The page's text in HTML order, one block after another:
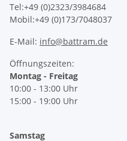
Tel:+49 (0)2323/3984684
Mobil:+49 (0)173/7048037
E-Mail: info@battram.de
Öffnungszeiten:
Montag - Freitag
10:00 - 13:00 Uhr
15:00 - 19:00 Uhr
Samstag